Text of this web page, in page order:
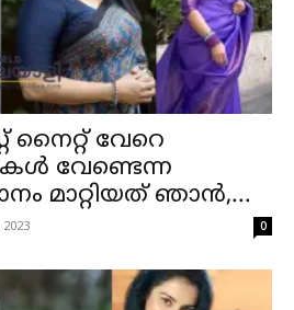
നൈറ്റ് വേറെ
വേണ്ടെന്ന
മാറ്റിയത് ഞാന്‍,...
0